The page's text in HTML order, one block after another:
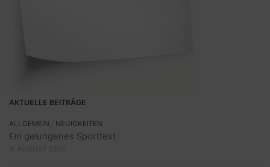
AKTUELLE BEITRÄGE
ALLGEMEIN NEUIGKEITEN
Ein gelungenes Sportfest